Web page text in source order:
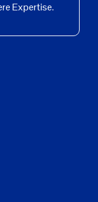
Expertise.